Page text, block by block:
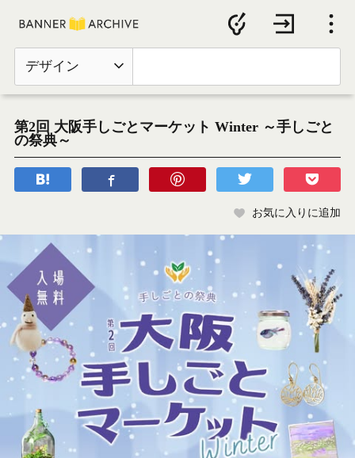
デザイン
第2回 大阪手しごとマーケット Winter ～手しごと
の祭典～
お気に入りに追加